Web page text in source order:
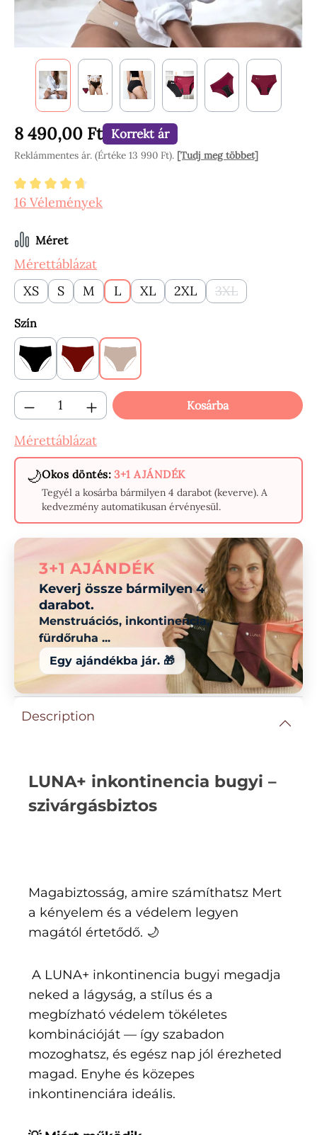
8 490,00 Ft Korrekt ár
Reklámmentes ár. (Értéke 13 990 Ft). [Tudj meg többet]
Átlagos értékelés 4.84 a 5 csillagból
16 Vélemények
Válasszon
Méret
Mérettáblázat
XS
S M L XL 2XL 3XL
(Ez az opció
Válasszon
Szín
Black Claret Beige
Termékmennyiség: Adja meg a kívánt
Kosárba
Mérettáblázat
🌙Okos döntés: 3+1 AJÁNDÉK
Tegyél a kosárba bármilyen 4 darabot (keverve). A
kedvezmény automatikusan érvényesül.
3+1 AJÁNDÉK
Keverj össze bármilyen 4
darabot.
Menstruációs, inkontinencia,
fürdőruha ...
Egy ajándékba jár. 🎁
Description
LUNA+ inkontinencia bugyi –
szivárgásbiztos
Magabiztosság, amire számíthatsz Mert
a kényelem és a védelem legyen
magától értetődő. 🌙
A LUNA+ inkontinencia bugyi megadja
neked a lágyság, a stílus és a
megbízható védelem tökéletes
kombinációját — így szabadon
mozoghatsz, és egész nap jól érezheted
magad. Enyhe és közepes
inkontinenciára ideális.